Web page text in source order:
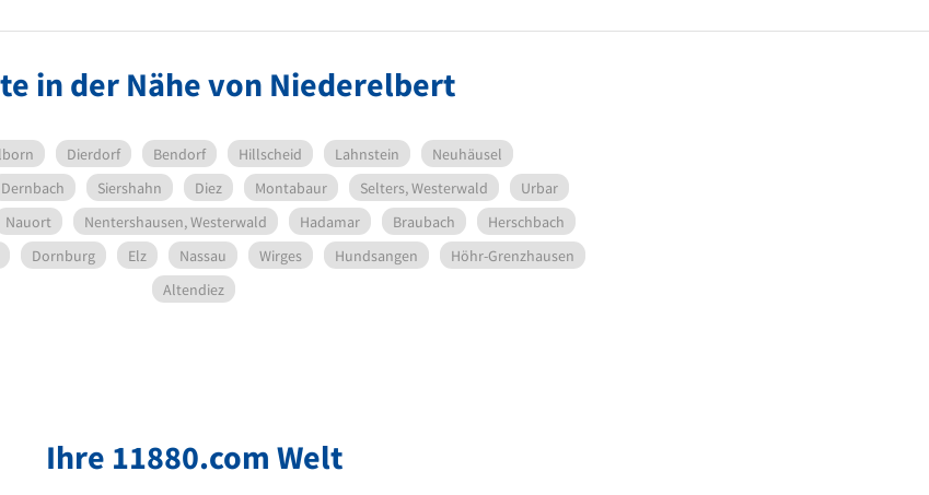
in der Nähe von Niederelbert
Dierdorf Bendorf Hillscheid Lahnstein
Neuhäusel
Dernbach Siershahn Diez Montabaur Selters, Westerwald
Urbar
Nauort Nentershausen, Westerwald Hadamar Braubach
Herschbach
Dornburg Elz Nassau Wirges Hundsangen
Höhr-Grenzhausen
Altendiez
Ihre 11880.com Welt